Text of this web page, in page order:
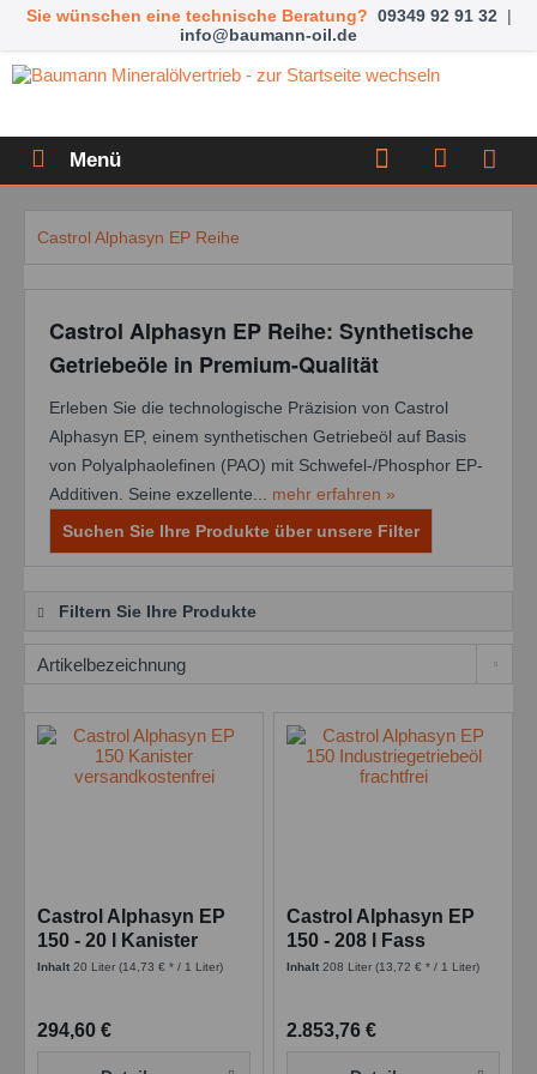
Sie wünschen eine technische Beratung? 09349 92 91 32 |
info@baumann-oil.de
Menü
Castrol Alphasyn EP Reihe
Castrol Alphasyn EP Reihe: Synthetische
Getriebeöle in Premium-Qualität
Erleben Sie die technologische Präzision von Castrol
Alphasyn EP, einem synthetischen Getriebeöl auf Basis
von Polyalphaolefinen (PAO) mit Schwefel-/Phosphor EP-
Additiven. Seine exzellente... mehr erfahren »
Suchen Sie Ihre Produkte über unsere Filter
Filtern Sie Ihre Produkte
Castrol Alphasyn EP
150 - 20 l Kanister
Industriegetriebeöl
Inhalt20 Liter(14,73 € * / 1 Liter)
294,60 €
Castrol Alphasyn EP
150 - 208 l Fass
Industriegetriebeöl
Inhalt208 Liter(13,72 € * / 1 Liter)
2.853,76 €